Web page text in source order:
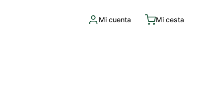
Mi cuenta Mi cesta